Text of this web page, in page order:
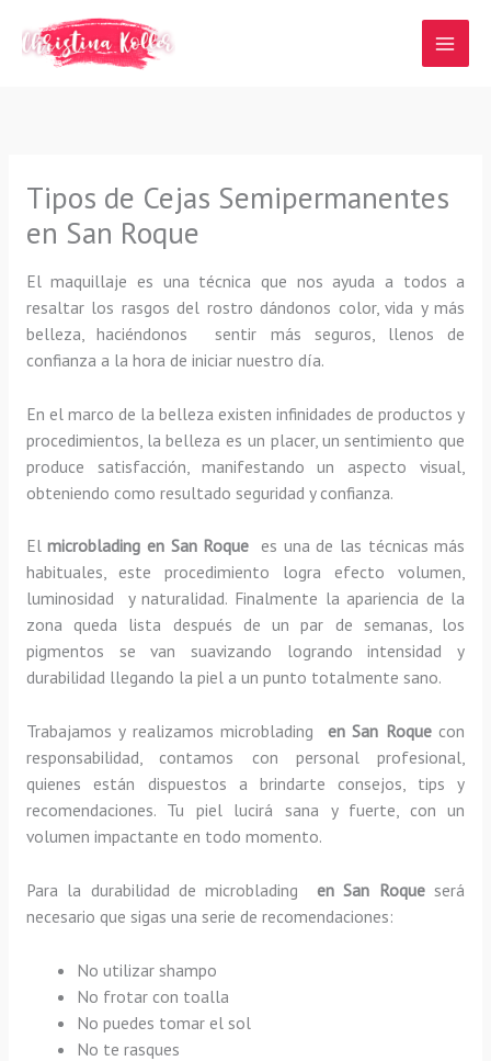
contenido
Tipos de Cejas Semipermanentes
en San Roque
El maquillaje es una técnica que nos ayuda a todos a
resaltar los rasgos del rostro dándonos color, vida y más
belleza, haciéndonos sentir más seguros, llenos de
confianza a la hora de iniciar nuestro día.
En el marco de la belleza existen infinidades de productos y
procedimientos, la belleza es un placer, un sentimiento que
produce satisfacción, manifestando un aspecto visual,
obteniendo como resultado seguridad y confianza.
Elmicroblading en San Roque es una de las técnicas más
habituales, este procedimiento logra efecto volumen,
luminosidad y naturalidad. Finalmente la apariencia de la
zona queda lista después de un par de semanas, los
pigmentos se van suavizando logrando intensidad y
durabilidad llegando la piel a un punto totalmente sano.
Trabajamos y realizamos microblading en San Roque con
responsabilidad, contamos con personal profesional,
quienes están dispuestos a brindarte consejos, tips y
recomendaciones. Tu piel lucirá sana y fuerte, con un
volumen impactante en todo momento.
Para la durabilidad de microblading en San Roque será
necesario que sigas una serie de recomendaciones:
No utilizar shampo
No frotar con toalla
No puedes tomar el sol
No te rasques